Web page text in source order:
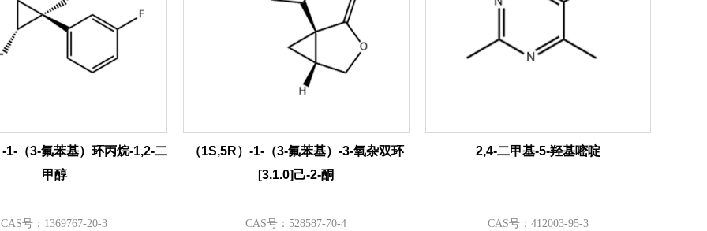
1-（3-氟苯基）环丙烷-1,2-二
甲醇
CAS号：1369767-20-3
（1S,5R）-1-（3-氟苯基）-3-氧杂双环
[3.1.0]己-2-酮
CAS号：528587-70-4
2,4-二甲基-5-羟基嘧啶
CAS号：412003-95-3